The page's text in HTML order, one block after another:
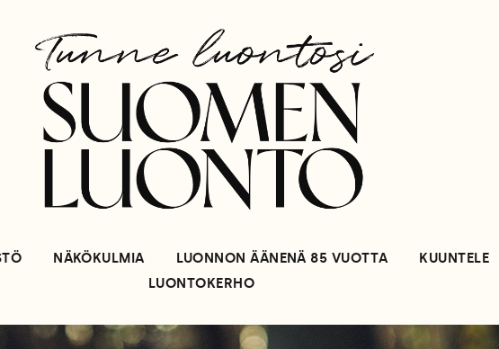
NÄKÖKULMIA LUONNON ÄÄNENÄ 85 VUOTTA KUUNTELE
LUONTOKERHO